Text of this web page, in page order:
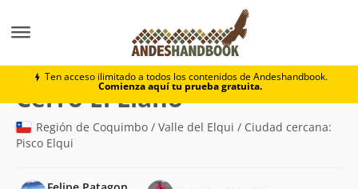
Ten acceso ilimitado a todos los contenidos de Andeshandbook.
Comienza aquí tu prueba gratuita.
Cerro El Llano
Cerro El Llano(3.159m)
Región de Coquimbo / Valle del Elqui / Ciudad cercana:
Pisco Elqui